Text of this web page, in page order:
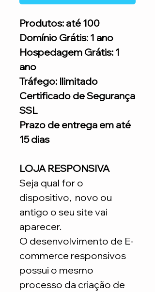
Produtos: até 100
Domínio Grátis: 1 ano
Hospedagem Grátis: 1
ano
Tráfego: Ilimitado
Certificado de Segurança
SSL
Prazo de entrega em até
15 dias
LOJA RESPONSIVA
Seja qual for o
dispositivo, novo ou
antigo o seu site vai
aparecer.
O desenvolvimento de E-
commerce responsivos
possui o mesmo
processo da criação de